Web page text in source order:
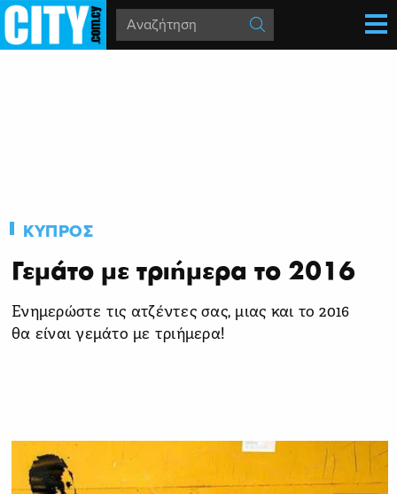
ΚΥΠΡΟΣ
Γεμάτο με τριήμερα το 2016
Ενημερώστε τις ατζέντες σας, μιας και το 2016
θα είναι γεμάτο με τριήμερα!